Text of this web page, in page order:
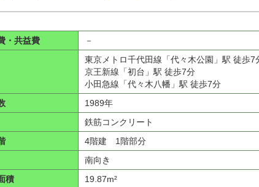
・共益費
－
東京メトロ千代田線「代々木公園」駅 徒歩7
京王新線「初台」駅 徒歩7分
小田急線「代々木八幡」駅 徒歩7分
1989年
鉄筋コンクリート
4階建 1階部分
南向き
積
19.87m²